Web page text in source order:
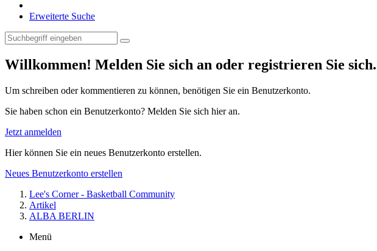
Erweiterte Suche
Willkommen! Melden Sie sich an oder registrieren Sie sich.
Um schreiben oder kommentieren zu können, benötigen Sie ein Benutzerkonto.
Sie haben schon ein Benutzerkonto? Melden Sie sich hier an.
Jetzt anmelden
Hier können Sie ein neues Benutzerkonto erstellen.
Neues Benutzerkonto erstellen
Lee's Corner - Basketball Community
Artikel
ALBA BERLIN
Menü